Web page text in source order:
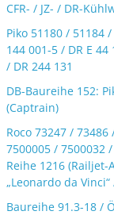
CFR- / JZ- / DR-
Piko 51180 / 51184
144 001-5 / DR E
/ DR 244 131
DB-Baureihe 152:
(Captrain)
Roco 73247 /
7500005 / 7500032
Reihe 1216
„Leonardo da
Baureihe 91.3-18 /